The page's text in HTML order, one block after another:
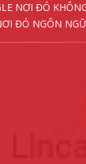
NƠI ĐÓ
ĐÓ NGÔN